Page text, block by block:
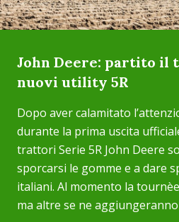
John Deere: partito il
nuovi utility 5R
Dopo aver calamitato
durante la prima uscita
trattori Serie 5R John Deere
sporcarsi le gomme e a dare
italiani. Al momento la
ma altre se ne